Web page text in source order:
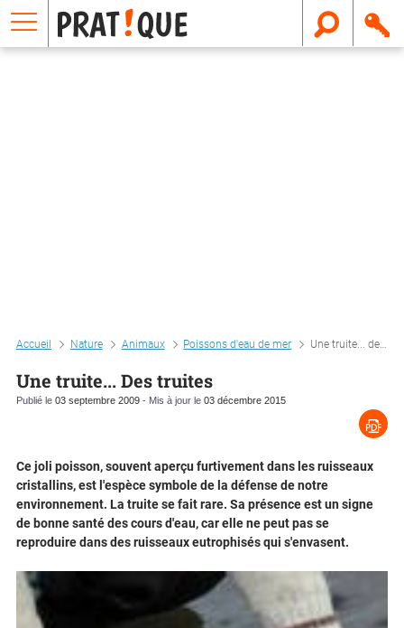
Accueil Nature Animaux Poissons d'eau de mer Une truite... des truites
Une truite... Des truites
Publié le 03 septembre 2009 - Mis à jour le 03 décembre 2015
Ce joli poisson, souvent aperçu furtivement dans les ruisseaux
cristallins, est l'espèce symbole de la défense de notre
environnement. La truite se fait rare. Sa présence est un signe
de bonne santé des cours d'eau, car elle ne peut pas se
reproduire dans des ruisseaux eutrophisés qui s'envasent.
E
m
a